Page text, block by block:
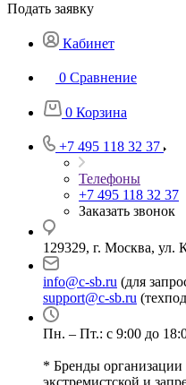
Подать заявку
Кабинет
0 Сравнение
0 Корзина
+7 495 118 32 37
Телефоны
+7 495 118 32 37
Заказать звонок
129329, г. Москва, ул.
info@c-sb.ru (для
support@c-sb.ru
Пн. – Пт.: с 9:00 до
* Бренды
экстремистской и